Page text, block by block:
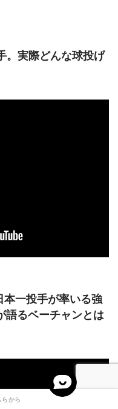
。実際どんな球投げ
本一投手が率いる強
語るベーチャンとは
から